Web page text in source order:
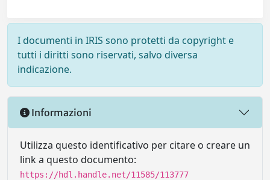
I documenti in IRIS sono protetti da copyright e
tutti i diritti sono riservati, salvo diversa
indicazione.
Informazioni
Utilizza questo identificativo per citare o creare un
link a questo documento:
https://hdl.handle.net/11585/113777